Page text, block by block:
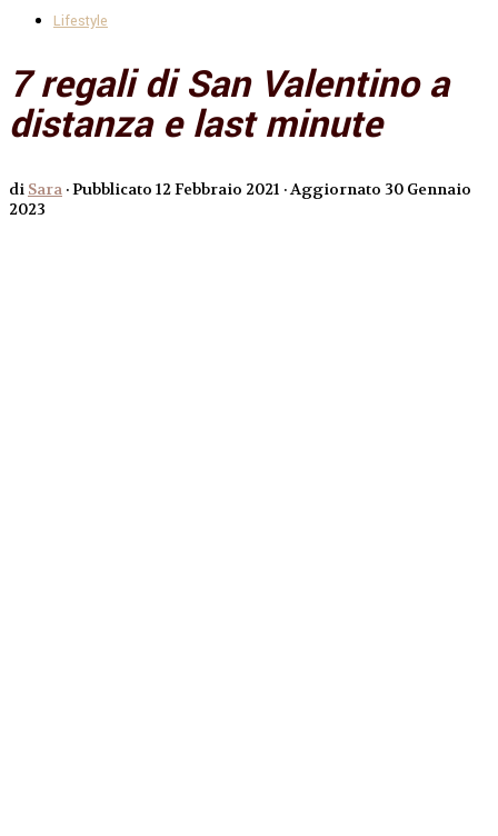
Lifestyle
7 regali di San Valentino a
distanza e last minute
di Sara · Pubblicato 12 Febbraio 2021 · Aggiornato 30 Gennaio
2023